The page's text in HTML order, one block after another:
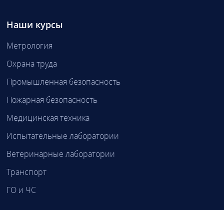
Наши курсы
Метрология
Охрана труда
Промышленная безопасность
Пожарная безопасность
Медицинская техника
Испытательные лаборатории
Ветеринарные лаборатории
Транспорт
ГО и ЧС